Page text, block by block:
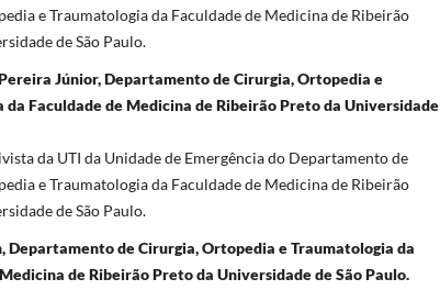
e Traumatologia da Faculdade de Medicina de Ribeirão
de São Paulo.
Júnior, Departamento de Cirurgia, Ortopedia e
da Faculdade de Medicina de Ribeirão Preto da Universidade
da UTI da Unidade de Emergência do Departamento de
e Traumatologia da Faculdade de Medicina de Ribeirão
de São Paulo.
Departamento de Cirurgia, Ortopedia e Traumatologia da
de Ribeirão Preto da Universidade de São Paulo.